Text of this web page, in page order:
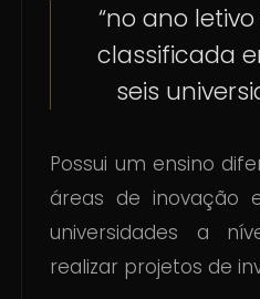
“no ano
classificada
seis
Possui um ensino
áreas de inovação
universidades a
realizar projetos de